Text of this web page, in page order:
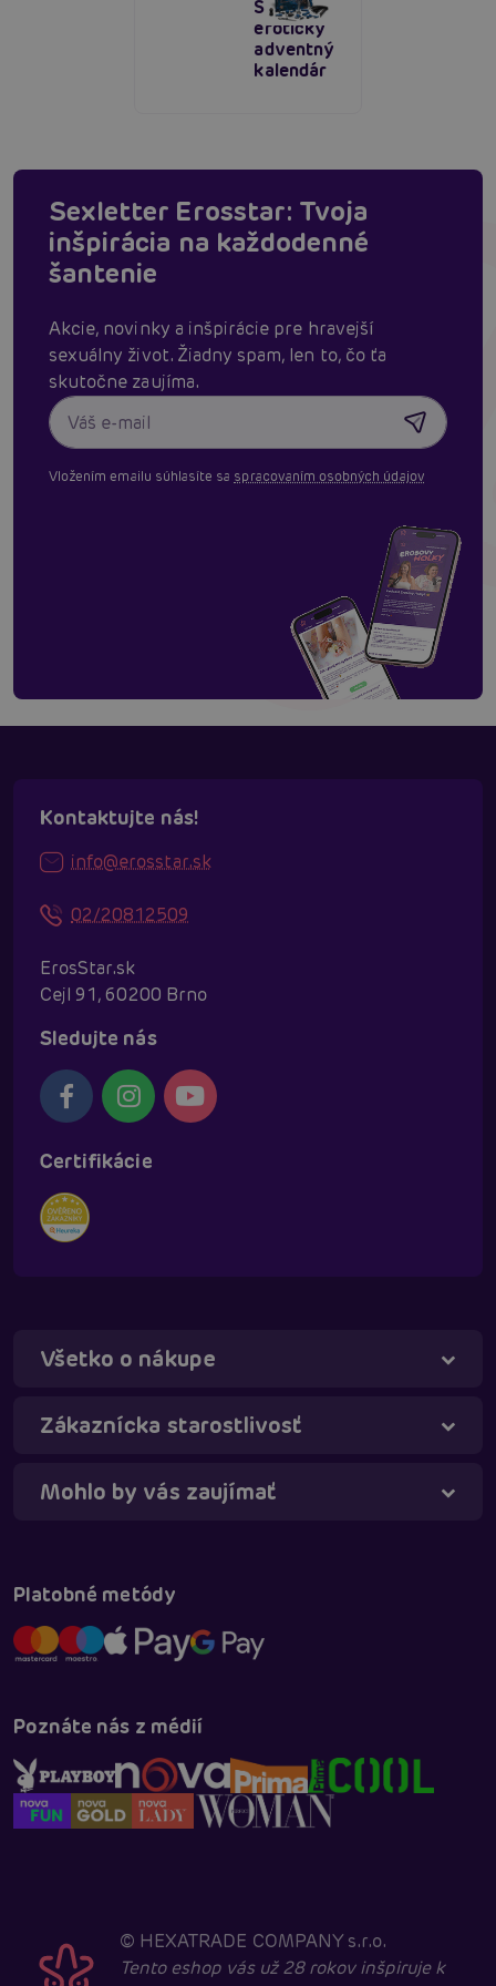
Shiver,
erotický
adventný
kalendár
Sexletter Erosstar: Tvoja
inšpirácia na každodenné
šantenie
Akcie, novinky a inšpirácie pre hravejší
sexuálny život. Žiadny spam, len to, čo ťa
skutočne zaujíma.
Vložením emailu súhlasíte sa spracovaním osobných údajov
Kontaktujte nás!
info@erosstar.sk
02/20812509
ErosStar.sk
Cejl 91, 60200 Brno
Sledujte nás
Certifikácie
Všetko o nákupe
Zákaznícka starostlivosť
Mohlo by vás zaujímať
Platobné metódy
Poznáte nás z médií
© HEXATRADE COMPANY s.r.o.
Tento eshop vás už 28 rokov inšpiruje k
Táňa - virtuálna asistentka